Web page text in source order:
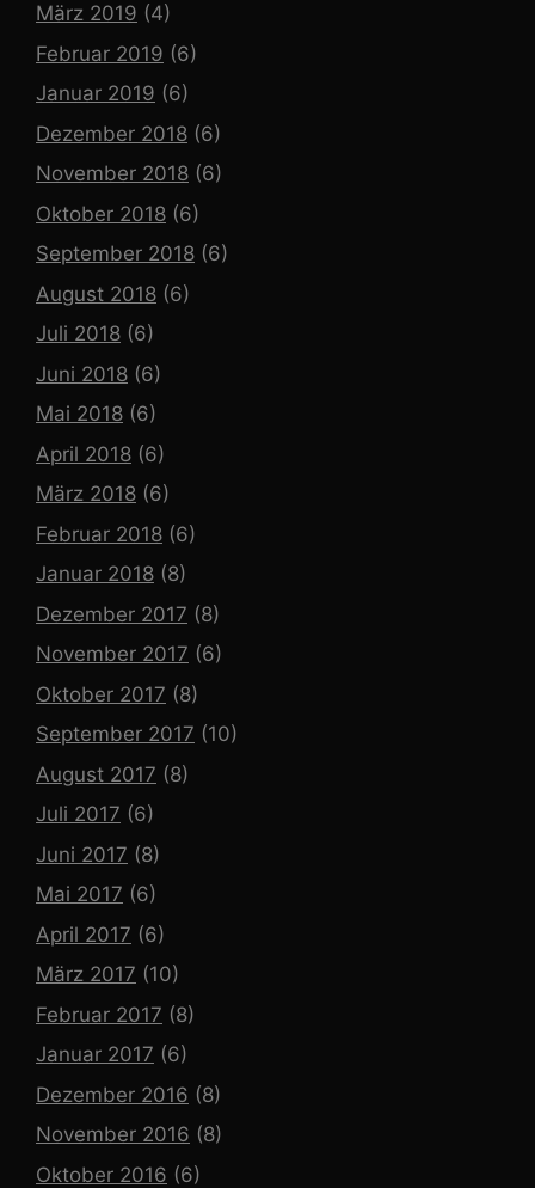
März 2019 (4)
Februar 2019 (6)
Januar 2019 (6)
Dezember 2018 (6)
November 2018 (6)
Oktober 2018 (6)
September 2018 (6)
August 2018 (6)
Juli 2018 (6)
Juni 2018 (6)
Mai 2018 (6)
April 2018 (6)
März 2018 (6)
Februar 2018 (6)
Januar 2018 (8)
Dezember 2017 (8)
November 2017 (6)
Oktober 2017 (8)
September 2017 (10)
August 2017 (8)
Juli 2017 (6)
Juni 2017 (8)
Mai 2017 (6)
April 2017 (6)
März 2017 (10)
Februar 2017 (8)
Januar 2017 (6)
Dezember 2016 (8)
November 2016 (8)
Oktober 2016 (6)